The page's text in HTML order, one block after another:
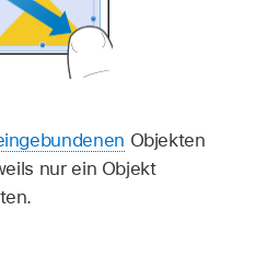
Objekten
nur ein Objekt